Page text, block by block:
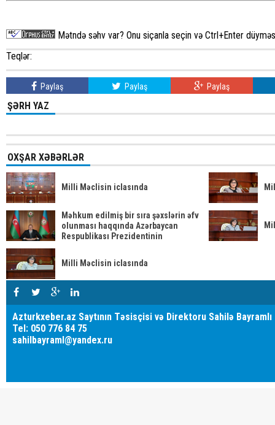
Mətndə səhv var? Onu siçanla seçin və Ctrl+Enter
Teqlər:
Paylaş Paylaş Paylaş
ŞƏRH YAZ
OXŞAR XƏBƏRLƏR
Milli Məclisin iclasında
Məhkum edilmiş bir sıra şəxslərin əfv
olunması haqqında Azərbaycan
Respublikası Prezidentinin
Milli Məclisin iclasında
Azturkxeber.az Saytının Təsisçisi və Direktoru Sahilə Bayramlı
Tel: 050 776 84 75
sahilbayraml@yandex.ru